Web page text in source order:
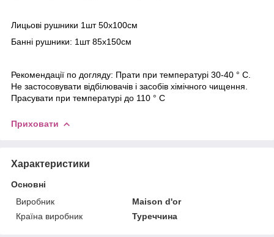
Лицьові рушники 1шт 50х100см
Банні рушники: 1шт 85х150см
Рекомендації по догляду: Прати при температурі 30-40 ° С.
Не застосовувати відбілювачів і засобів хімічного чищення.
Прасувати при температурі до 110 ° С
Приховати
Характеристики
Основні
Виробник
Maison d'or
Країна виробник
Туреччина